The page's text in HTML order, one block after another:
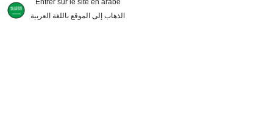
Entrer sur le site en arabe
الذهاب إلى الموقع باللغة العربية